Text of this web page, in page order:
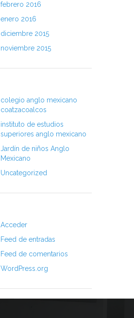
febrero 2016
enero 2016
diciembre 2015
noviembre 2015
colegio anglo mexicano
coatzacoalcos
instituto de estudios
superiores anglo mexicano
Jardín de niños Anglo
Mexicano
Uncategorized
Acceder
Feed de entradas
Feed de comentarios
WordPress.org